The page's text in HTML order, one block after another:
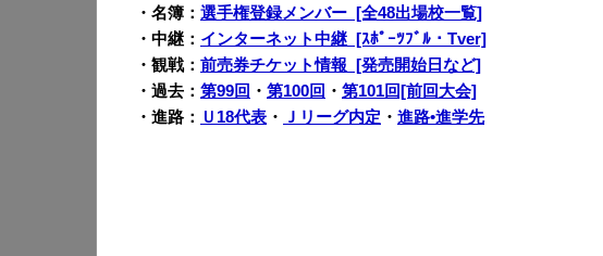
・名簿： 選手権登録メンバー [全48出場校一覧]
・中継： インターネット中継 [ｽﾎﾟｰﾂﾌﾞﾙ・Tver]
・観戦： 前売券チケット情報 [発売開始日など]
・過去： 第99回 ・ 第100回 ・ 第101回[前回大会]
・進路：
Ｕ18代表 ・ Ｊリーグ内定 ・ 進路•進学先